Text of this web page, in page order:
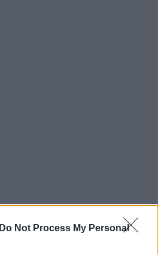
Do Not Process My Personal